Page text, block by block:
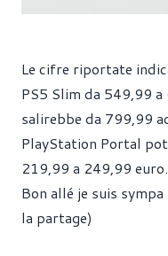
Le cifre riportate
PS5 Slim da 549,99
salirebbe da 799,99
PlayStation Portal
219,99 a 249,99 euro.
Bon allé je suis
la partage)